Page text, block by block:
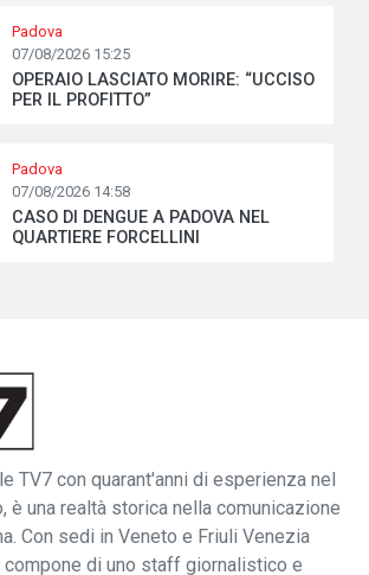
Padova
07/08/2026 15:25
OPERAIO LASCIATO MORIRE: “UCCISO
PER IL PROFITTO”
Padova
07/08/2026 14:58
CASO DI DENGUE A PADOVA NEL
QUARTIERE FORCELLINI
TV7 con quarant'anni di esperienza nel
è una realtà storica nella comunicazione
Con sedi in Veneto e Friuli Venezia
compone di uno staff giornalistico e